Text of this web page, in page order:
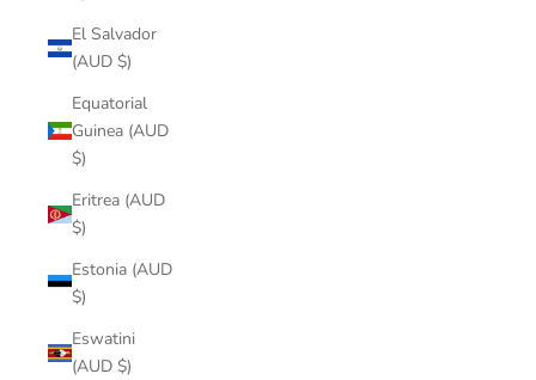
El Salvador
(AUD $)
Equatorial
Guinea (AUD
$)
Eritrea (AUD
$)
Estonia (AUD
$)
Eswatini
(AUD $)